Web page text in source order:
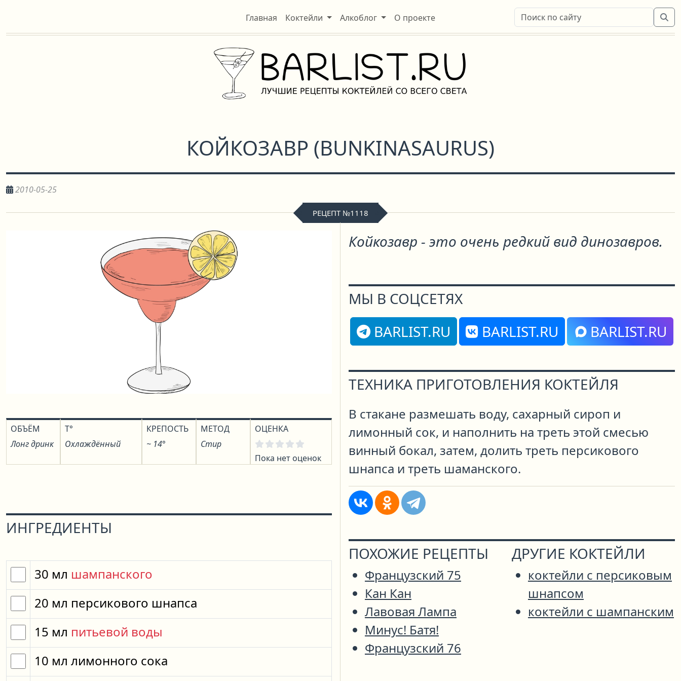
Главная Коктейли Алкоблог О проекте
КОЙКОЗАВР (BUNKINASAURUS)
2010-05-25
РЕЦЕПТ №1118
ОБЪЁМ
Лонг дринк
T°
Охлаждённый
КРЕПОСТЬ
~ 14°
МЕТОД
Стир
ОЦЕНКА
Пока нет оценок
ИНГРЕДИЕНТЫ
30 мл шампанского
20 мл персикового шнапса
15 мл питьевой воды
10 мл лимонного сока
Койкозавр - это очень редкий вид динозавров.
МЫ В СОЦСЕТЯХ
BARLIST.RU
BARLIST.RU BARLIST.RU
ТЕХНИКА ПРИГОТОВЛЕНИЯ КОКТЕЙЛЯ
В стакане размешать воду, сахарный сироп и
лимонный сок, и наполнить на треть этой смесью
винный бокал, затем, долить треть персикового
шнапса и треть шаманского.
ПОХОЖИЕ РЕЦЕПТЫ
Французский 75
Кан Кан
Лавовая Лампа
Минус! Батя!
Французский 76
ДРУГИЕ КОКТЕЙЛИ
коктейли с персиковым
шнапсом
коктейли с шампанским